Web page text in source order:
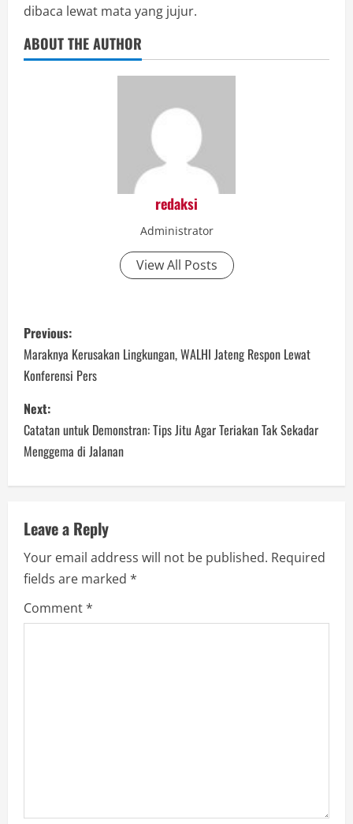
dibaca lewat mata yang jujur.
ABOUT THE AUTHOR
redaksi
Administrator
View All Posts
P
o
s
t
n
a
v
i
g
a
Previous:
Maraknya Kerusakan Lingkungan, WALHI Jateng Respon Lewat
Konferensi Pers
Next:
Catatan untuk Demonstran: Tips Jitu Agar Teriakan Tak Sekadar
Menggema di Jalanan
Leave a Reply
Your email address will not be published. Required
fields are marked *
Comment*